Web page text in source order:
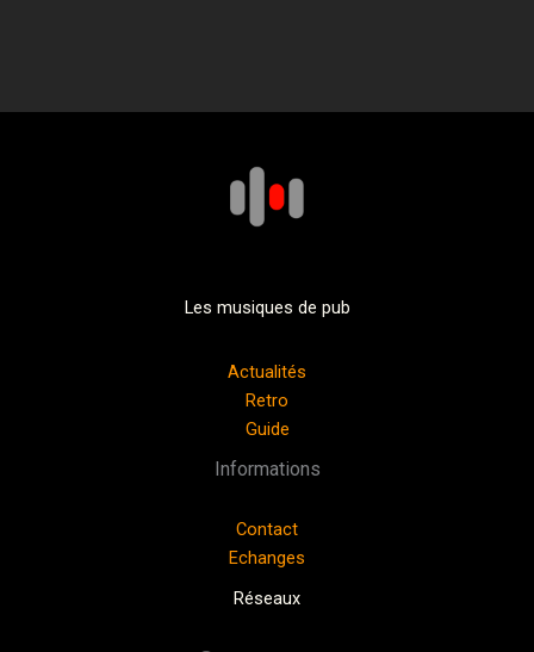
Les musiques de pub
Actualités
Retro
Guide
Informations
Contact
Echanges
Réseaux